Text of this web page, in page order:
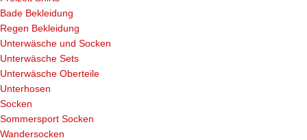
Bade Bekleidung
Regen Bekleidung
Unterwäsche und Socken
Unterwäsche Sets
Unterwäsche Oberteile
Unterhosen
Socken
Sommersport Socken
Wandersocken